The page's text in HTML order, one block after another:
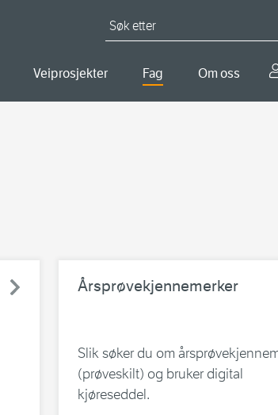
Veiprosjekter Fag Om oss
Årsprøvekjennemerker
Slik søker du om
(prøveskilt) og bruker digital
kjøreseddel.